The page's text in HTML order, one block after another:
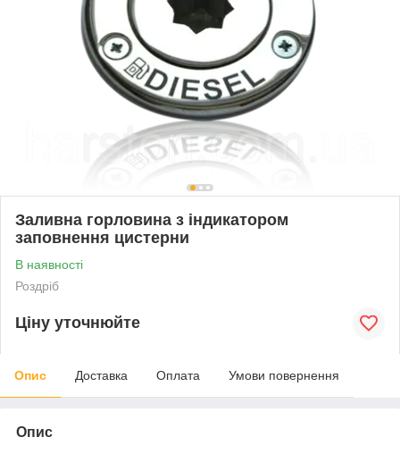
Заливна горловина з індикатором
заповнення цистерни
В наявності
Роздріб
Ціну уточнюйте
Опис Доставка Оплата Умови повернення
Опис